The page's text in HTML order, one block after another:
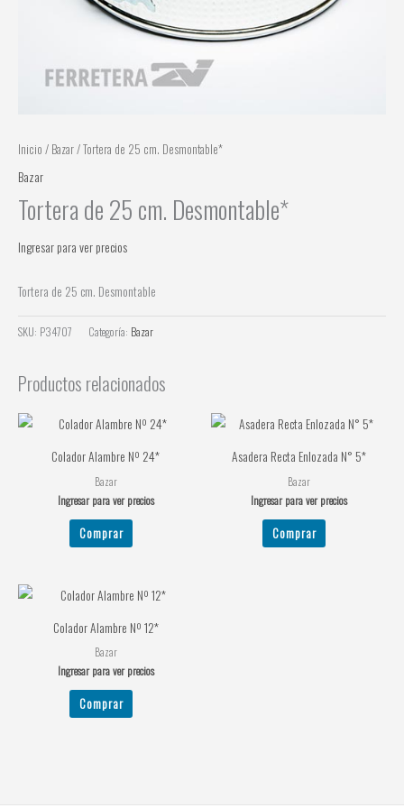
Inicio / Bazar/ Tortera de 25 cm. Desmontable*
Bazar
Tortera de 25 cm. Desmontable*
Ingresar para ver precios
Tortera de 25 cm. Desmontable
SKU: P34707 Categoría: Bazar
Productos relacionados
Colador Alambre Nº 24*
Bazar
Ingresar para ver precios
Comprar
Asadera Recta Enlozada N° 5*
Bazar
Ingresar para ver precios
Comprar
Colador Alambre Nº 12*
Bazar
Ingresar para ver precios
Comprar